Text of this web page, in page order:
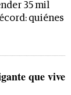
35 mil
quiénes
que vive